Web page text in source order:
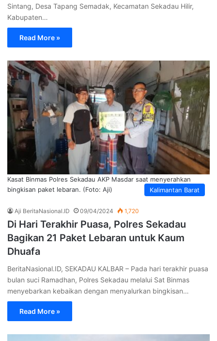
Sintang, Desa Tapang Semadak, Kecamatan Sekadau Hilir,
Kabupaten…
Read More »
Kalimantan Barat
Kasat Binmas Polres Sekadau AKP Masdar saat menyerahkan
bingkisan paket lebaran. (Foto: Aji)
Aji BeritaNasional.ID 09/04/2024 1,720
Di Hari Terakhir Puasa, Polres Sekadau
Bagikan 21 Paket Lebaran untuk Kaum
Dhuafa
BeritaNasional.ID, SEKADAU KALBAR – Pada hari terakhir puasa
bulan suci Ramadhan, Polres Sekadau melalui Sat Binmas
menyebarkan kebaikan dengan menyalurkan bingkisan…
Read More »